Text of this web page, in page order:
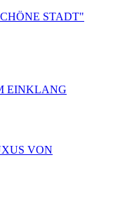
STADT"
EINKLANG
VON